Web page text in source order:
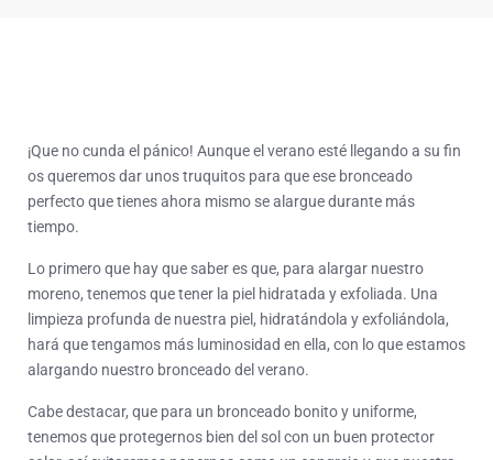
¡Que no cunda el pánico! Aunque el verano esté llegando a su fin
os queremos dar unos truquitos para que ese bronceado
perfecto que tienes ahora mismo se alargue durante más
tiempo.
Lo primero que hay que saber es que, para alargar nuestro
moreno, tenemos que tener la piel hidratada y exfoliada. Una
limpieza profunda de nuestra piel, hidratándola y exfoliándola,
hará que tengamos más luminosidad en ella, con lo que estamos
alargando nuestro bronceado del verano.
Cabe destacar, que para un bronceado bonito y uniforme,
tenemos que protegernos bien del sol con un buen protector